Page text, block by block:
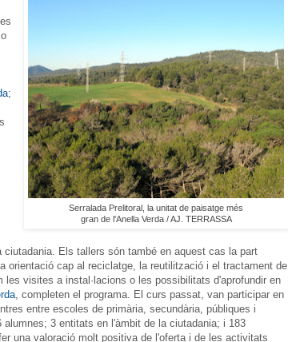
Serralada Prelitoral, la unitat de paisatge més
gran de l'Anella Verda / AJ. TERRASSA
;
ciutadania. Els tallers són també en aquest cas la part
orientació cap al reciclatge, la reutilització i el tractament de
visites a instal·lacions o les possibilitats d'aprofundir en
, completen el programa. El curs passat, van participar en
entre escoles de primària, secundària, públiques i
alumnes; 3 entitats en l'àmbit de la ciutadania; i 183
una valoració molt positiva de l'oferta i de les activitats